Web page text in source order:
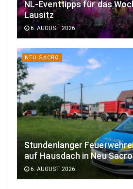
NL-Eventtipps für das
Lausitz
6. AUGUST 2026
NEU SACRO
Stundenlanger
auf Hausdach in Neu Sacro
6. AUGUST 2026